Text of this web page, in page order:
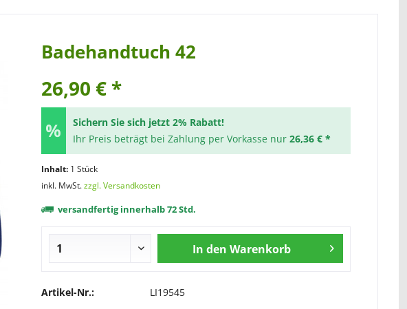
Badehandtuch 42
26,90 € *
Sichern Sie sich jetzt 2% Rabatt!
Ihr Preis beträgt bei Zahlung per Vorkasse nur 26,36 € *
Inhalt: 1 Stück
inkl. MwSt.zzgl. Versandkosten
versandfertig innerhalb 72 Std.
In den Warenkorb
Artikel-Nr.: LI19545